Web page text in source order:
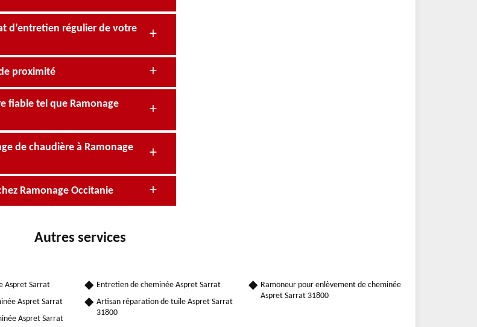
d’entretien régulier de votre
proximité
fiable tel que Ramonage
de chaudière à Ramonage
Ramonage Occitanie
Autres services
Aspret Sarrat
Aspret Sarrat
Aspret Sarrat
Entretien de cheminée Aspret Sarrat
Artisan réparation de tuile Aspret Sarrat
31800
Ramoneur pour enlèvement de cheminée
Aspret Sarrat 31800